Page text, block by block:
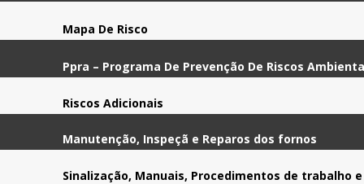
Mapa De Risco
Ppra – Programa De Prevenção De Riscos
Riscos Adicionais
Manutenção, Inspeçã e Reparos dos fornos
Sinalização, Manuais, Procedimentos de trabalho e